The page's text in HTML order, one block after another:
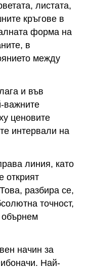
листата,
кръгове в
форма на
в
между
и във
важните
ценовите
интервали на
линия, като
открият
разбира се,
точност,
обърнем
начин за
Най-